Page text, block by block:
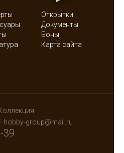
Открытки
Документы
Боны
Карта сайта
hobby-group@mail.ru
39